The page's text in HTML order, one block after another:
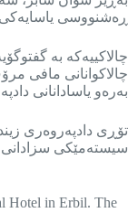
ڕەشنووسی یاسایەکی
چالاکییەکە بە
چالاکوانانی مافی
بەرەو یاسادانانی
تۆڕی دادپەروەری
سیستەمێکی سزادانی
Hotel in Erbil. The